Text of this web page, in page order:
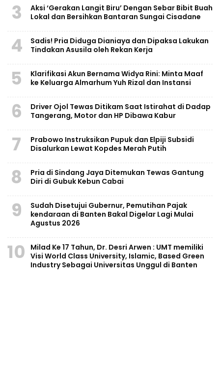
3
Aksi ‘Gerakan Langit Biru’ Dengan Sebar Bibit Buah
Lokal dan Bersihkan Bantaran Sungai Cisadane
4
Sadis! Pria Diduga Dianiaya dan Dipaksa Lakukan
Tindakan Asusila oleh Rekan Kerja
5
Klarifikasi Akun Bernama Widya Rini: Minta Maaf
ke Keluarga Almarhum Yuh Rizal dan Instansi
6
Driver Ojol Tewas Ditikam Saat Istirahat di Dadap
Tangerang, Motor dan HP Dibawa Kabur
7
Prabowo Instruksikan Pupuk dan Elpiji Subsidi
Disalurkan Lewat Kopdes Merah Putih
8
Pria di Sindang Jaya Ditemukan Tewas Gantung
Diri di Gubuk Kebun Cabai
9
Sudah Disetujui Gubernur, Pemutihan Pajak
kendaraan di Banten Bakal Digelar Lagi Mulai
Agustus 2026
10
Milad Ke 17 Tahun, Dr. Desri Arwen : UMT memiliki
Visi World Class University, Islamic, Based Green
Industry Sebagai Universitas Unggul di Banten